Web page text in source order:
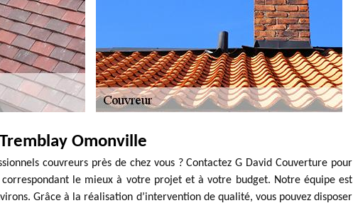
Omonville
couvreurs près de chez vous ? Contactez G David Couverture pour
le mieux à votre projet et à votre budget. Notre équipe est
Grâce à la réalisation d’intervention de qualité, vous pouvez disposer